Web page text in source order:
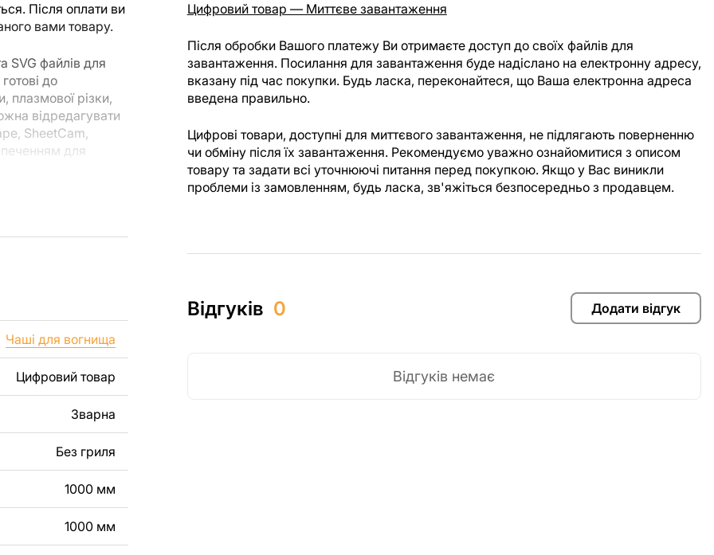
Після оплати ви
вами товару.
SVG файлів для
до
плазмової різки,
відредагувати
SheetCam,
для
ви могли
виробів як для
заборонені.
виробу. Якщо вам
з металу для
зв'яжіться з
Чаші для вогнища
Цифровий товар
Зварна
Без гриля
1000 мм
1000 мм
Цифровий товар — Миттєве завантаження
Після обробки Вашого платежу Ви отримаєте доступ до своїх файлів для
завантаження. Посилання для завантаження буде надіслано на електронну адресу,
вказану під час покупки. Будь ласка, переконайтеся, що Ваша електронна адреса
введена правильно.
Цифрові товари, доступні для миттєвого завантаження, не підлягають поверненню
чи обміну після їх завантаження. Рекомендуємо уважно ознайомитися з описом
товару та задати всі уточнюючі питання перед покупкою. Якщо у Вас виникли
проблеми із замовленням, будь ласка, зв'яжіться безпосередньо з продавцем.
Відгуків 0 Додати відгук
Відгуків немає